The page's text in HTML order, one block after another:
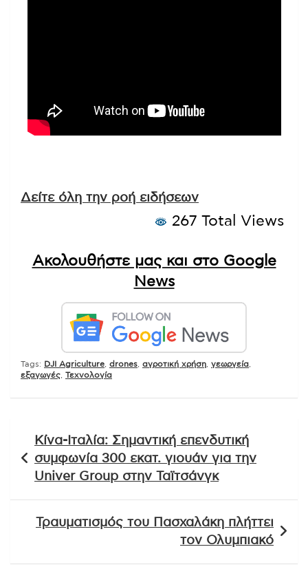
Δείτε όλη την ροή ειδήσεων
267 Total Views
Ακολουθήστε μας και στο Google
News
Tags: DJI Agriculture drones αγροτική χρήση γεωργεία
εξαγωγές Τεχνολογία
άρθρων
Κίνα-Ιταλία: Σημαντική επενδυτική
συμφωνία 300 εκατ. γιουάν για την
Univer Group στην Ταϊτσάνγκ
Τραυματισμός του Πασχαλάκη πλήττει
τον Ολυμπιακό